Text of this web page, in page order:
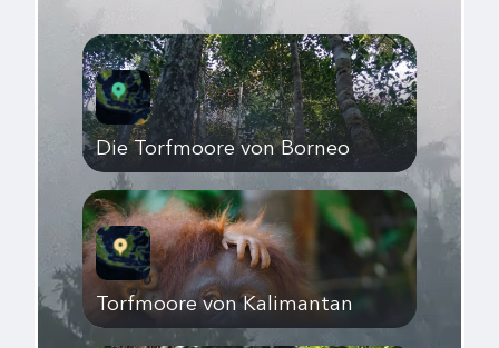
Die Torfmoore von Borneo
Torfmoore von Kalimantan